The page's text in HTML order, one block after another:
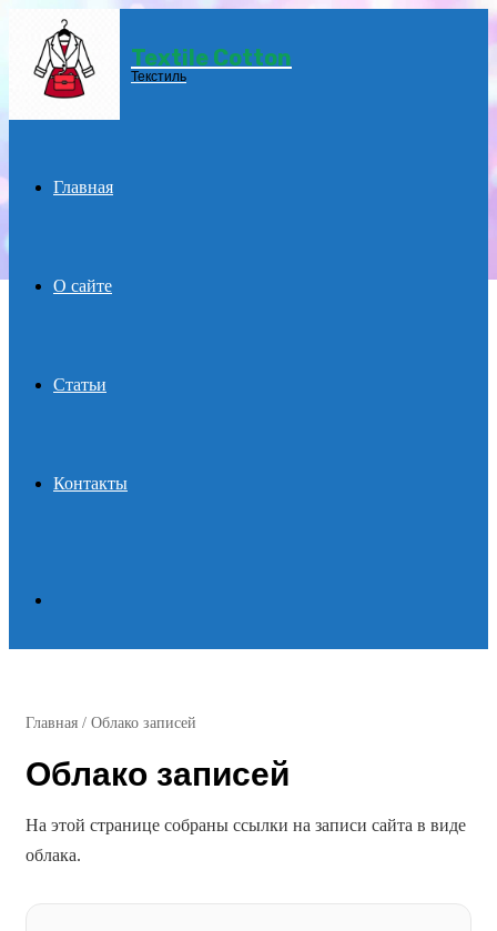
Menu Textile Cotton
Текстиль
Главная
О сайте
Статьи
Контакты
Главная / Облако записей
Облако записей
На этой странице собраны ссылки на записи сайта в виде
облака.